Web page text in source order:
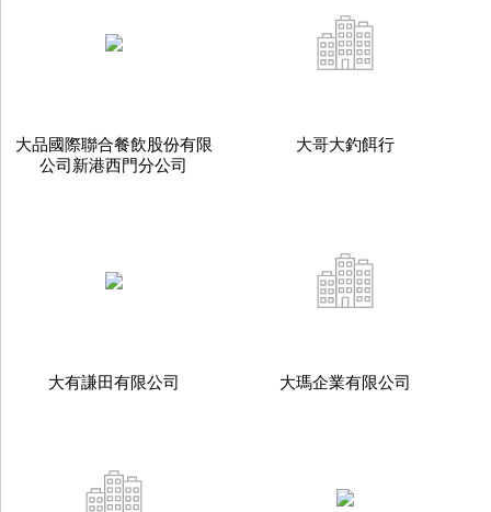
大品國際聯合餐飲股份有限
公司新港西門分公司
大哥大釣餌行
大有謙田有限公司 大瑪企業有限公司